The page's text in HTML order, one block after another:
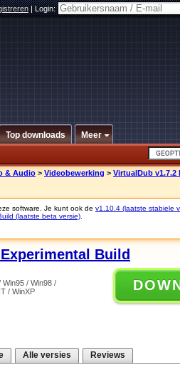
|Login:
Top downloads Meer
& Audio > Videobewerking > VirtualDub
software. Je kunt ook de v1.10.4 (laatste stabiele
(laatste beta versie)
Build
Win95 / Win98 /
/ WinXP
Alle versies Reviews